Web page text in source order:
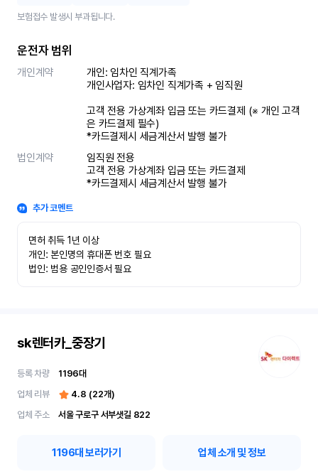
보험접수 발생시 부과됩니다.
운전자 범위
개인계약
개인: 임차인 직계가족
개인사업자: 임차인 직계가족 + 임직원
고객 전용 가상계좌 입금 또는 카드결제 (※ 개인 고객
은 카드결제 필수)
*카드결제시 세금계산서 발행 불가
법인계약
임직원 전용
고객 전용 가상계좌 입금 또는 카드결제
*카드결제시 세금계산서 발행 불가
추가 코멘트
면허 취득 1년 이상
개인: 본인명의 휴대폰 번호 필요
법인: 범용 공인인증서 필요
sk렌터카_중장기
등록 차량 1196대
업체 리뷰
4.8 (22개)
업체 주소
서울 구로구 서부샛길 822
1196대 보러가기 업체 소개 및 정보